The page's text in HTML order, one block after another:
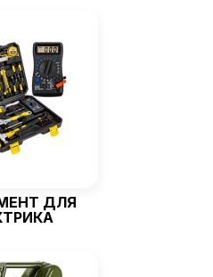
ДЛЯ